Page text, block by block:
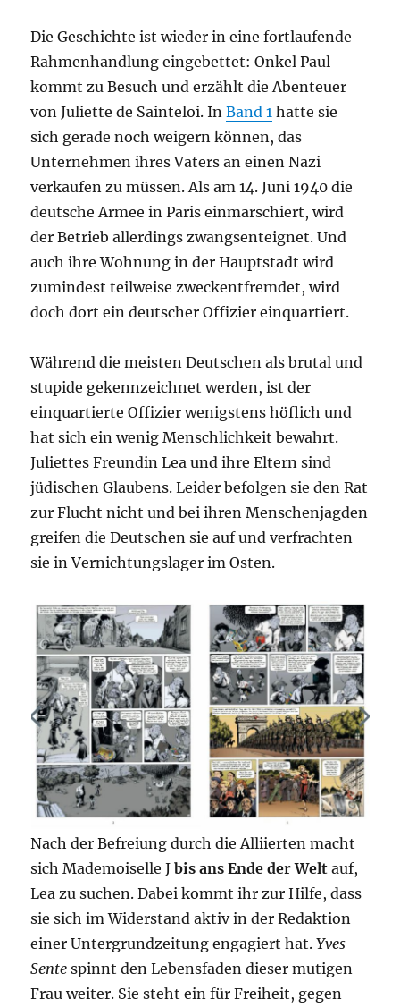
Die Geschichte ist wieder in eine fortlaufende
Rahmenhandlung eingebettet: Onkel Paul
kommt zu Besuch und erzählt die Abenteuer
von Juliette de Sainteloi. InBand 1 hatte sie
sich gerade noch weigern können, das
Unternehmen ihres Vaters an einen Nazi
verkaufen zu müssen. Als am 14. Juni 1940 die
deutsche Armee in Paris einmarschiert, wird
der Betrieb allerdings zwangsenteignet. Und
auch ihre Wohnung in der Hauptstadt wird
zumindest teilweise zweckentfremdet, wird
doch dort ein deutscher Offizier einquartiert.
Während die meisten Deutschen als brutal und
stupide gekennzeichnet werden, ist der
einquartierte Offizier wenigstens höflich und
hat sich ein wenig Menschlichkeit bewahrt.
Juliettes Freundin Lea und ihre Eltern sind
jüdischen Glaubens. Leider befolgen sie den Rat
zur Flucht nicht und bei ihren Menschenjagden
greifen die Deutschen sie auf und verfrachten
sie in Vernichtungslager im Osten.
Nach der Befreiung durch die Alliierten macht
sich Mademoiselle Jbis ans Ende der Welt auf,
Lea zu suchen. Dabei kommt ihr zur Hilfe, dass
sie sich im Widerstand aktiv in der Redaktion
einer Untergrundzeitung engagiert hat.Yves
Sente spinnt den Lebensfaden dieser mutigen
Frau weiter. Sie steht ein für Freiheit, gegen